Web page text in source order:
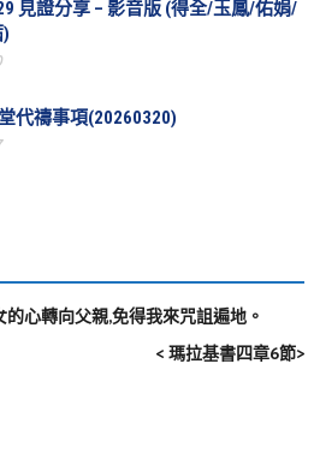
見證分享 – 影音版 (得全/玉鳳/佑娟/
代禱事項(20260320)
心轉向父親,免得我來咒詛遍地。
< 瑪拉基書四章6節>